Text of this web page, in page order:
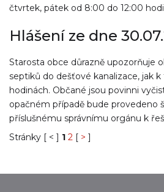
čtvrtek, pátek od 8:00 do 12:00
Hlášení ze dne
Starosta obce důrazně upozorňuje
septiků do dešťové kanalizace, jak
hodinách. Občané jsou povinni
opačném případě bude provedeno
příslušnému správnímu orgánu k
Stránky [ < ] 1 2 [ > ]